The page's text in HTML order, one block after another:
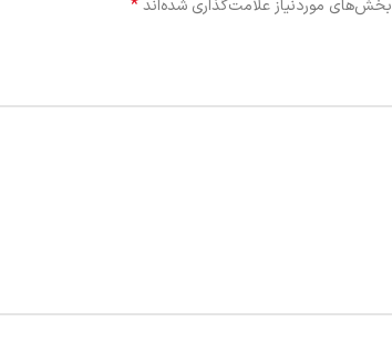
بخش‌های موردنیاز علامت‌گذاری شده‌اند